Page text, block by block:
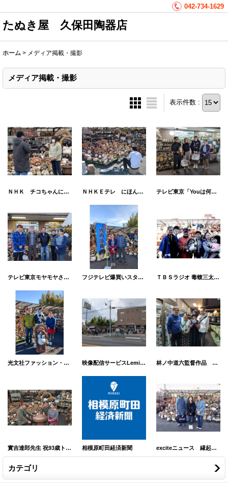
042-734-1629
たぬき屋 久保田陶器店
ホーム > メディア掲載・撮影
メディア掲載・撮影
表示件数 :
ＮＨＫ チコちゃんに叱られる！【たぬきの置物の謎】 ＮＨＫＥテレ にほんごであそぼ 「ぐうたらちんたら」 テレビ東京「Youは何しに日本へ？」【謎だらけ…信楽焼のたぬき】
テレビ東京モヤモヤさまぁ〜ず2 ギリギリ東京都の街「町田市」 フジテレビ爆買いスター恩返し 竹内涼真が町田で挑戦SP ＴＢＳラジオ 毒蝮三太夫 ミュージックプレゼント
光文社ファッション・ライフスタイル誌【CLASSY.(クラッシィ)】 映像配信サービスLemino(NTT DOCOMO）実写配信ドラマ「今日もふたり、スキップで」 林ノ中道六監督作品 映画「カナミ」2025年度 武蔵野美術大学卒業・修了制作展にて上映
實吉達郎先生 祝93歳トークショー うわっ!町田の妖怪伝説 秋＋αバージョン 相模原町田経済新聞 exciteニュース 縁起物の「たぬきの置物」ってどう買うの？ 大量にそろう専門店に行ってみた
カテゴリ